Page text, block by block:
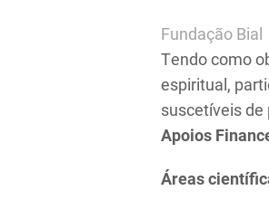
Fundação Bial
Tendo como
espiritual,
suscetíveis de
Apoios
Áreas